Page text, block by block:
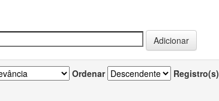
Ordenar Registro(s)